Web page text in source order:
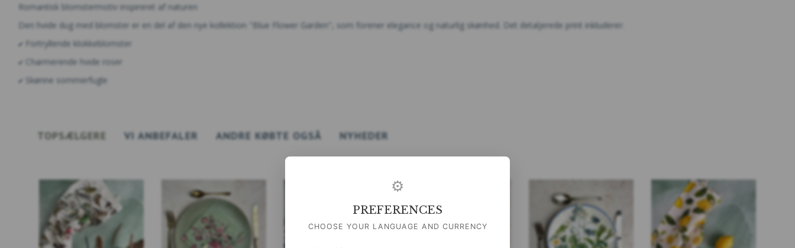
Romantisk blomstermotiv inspireret af naturen
Den hvide dug med blomster er en del af den nye kollektion "Blue Flower Garden", som forener elegance og naturlig skønhed. Det detaljerede print inkluderer:
✔ Fortryllende klokkeblomster
✔ Charmerende hvide roser
✔ Skønne sommerfugle
TOPSÆLGERE VI ANBEFALER ANDRE KØBTE OGSÅ NYHEDER
⚙
PREFERENCES
CHOOSE YOUR LANGUAGE AND CURRENCY